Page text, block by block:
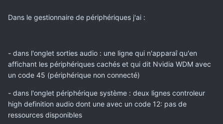
Dans le gestionnaire de périphériques j'ai :
- dans l'onglet sorties audio : une ligne qui n'apparaî qu'en
affichant les périphériques cachés et qui dit Nvidia WDM avec
un code 45 (périphérique non connecté)
- dans l'onglet périphérique système : deux lignes controleur
high definition audio dont une avec un code 12: pas de
ressources disponibles